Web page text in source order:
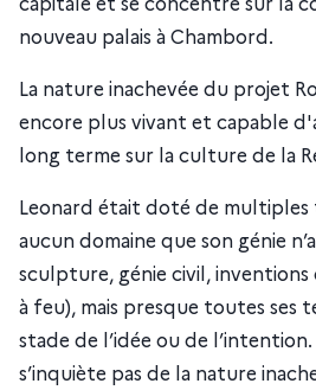
nouveau palais à Chambord.
La nature inachevée du projet
encore plus vivant et capable
long terme sur la culture de la
Leonard était doté de multiples
aucun domaine que son génie
sculpture, génie civil, inventions
à feu), mais presque toutes ses
stade de l’idée ou de
s’inquiète pas de la nature